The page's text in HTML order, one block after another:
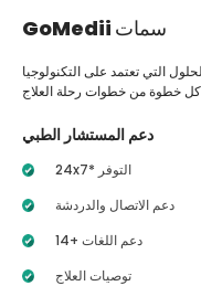
GoMedii سمات
التي تعتمد على التكنولوجيا
دعم المستشار الطبي
24x7* التوفر
دعم الاتصال والدردشة
14+ دعم اللغات
توصيات العلاج